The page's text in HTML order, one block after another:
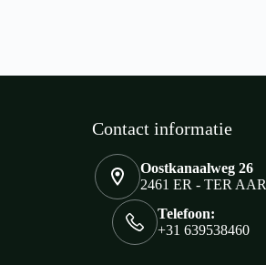
Contact informatie
Oostkanaalweg 26
2461 ER - TER AAR
Telefoon:
+31 639538460